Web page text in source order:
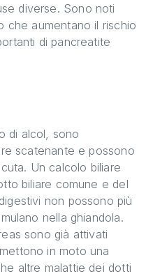
diverse. Sono noti
che aumentano il rischio
di pancreatite
di alcol, sono
scatenante e possono
Un calcolo biliare
biliare comune e del
non possono più
nella ghiandola.
sono già attivati
in moto una
altre malattie dei dotti